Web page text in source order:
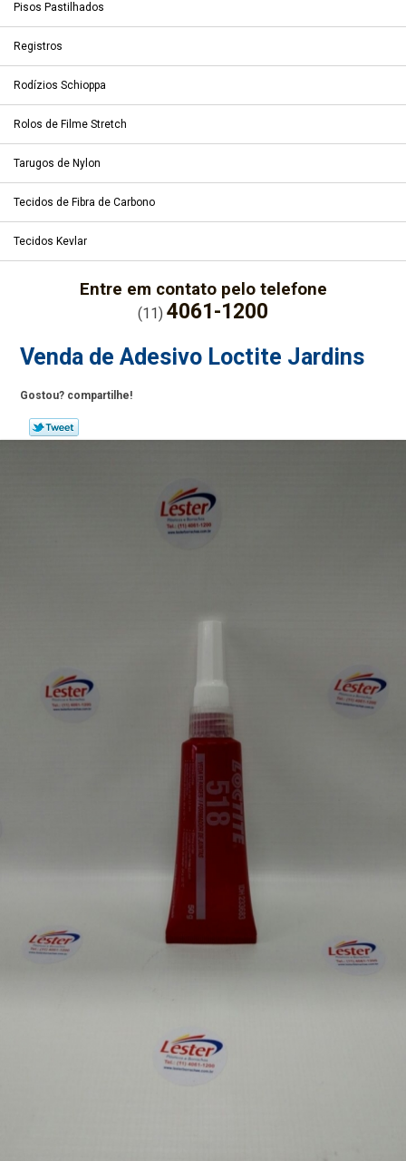
Pisos Pastilhados
Registros
Rodízios Schioppa
Rolos de Filme Stretch
Tarugos de Nylon
Tecidos de Fibra de Carbono
Tecidos Kevlar
Entre em contato pelo telefone
(11) 4061-1200
Venda de Adesivo Loctite Jardins
Gostou? compartilhe!